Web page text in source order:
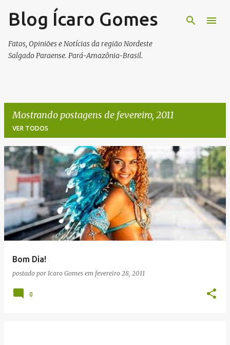
Pular para o conteúdo principal
Blog Ícaro Gomes
Fatos, Opiniões e Notícias da região Nordeste
Salgado Paraense. Pará-Amazônia-Brasil.
Mostrando postagens de fevereiro, 2011
VER TODOS
P
s
t
a
g
Bom Dia!
postado por Icaro Gomes em fevereiro 28, 2011
0